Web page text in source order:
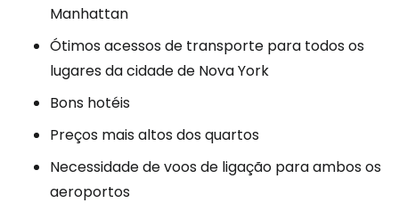
Manhattan
Ótimos acessos de transporte para todos os
lugares da cidade de Nova York
Bons hotéis
Preços mais altos dos quartos
Necessidade de voos de ligação para ambos os
aeroportos